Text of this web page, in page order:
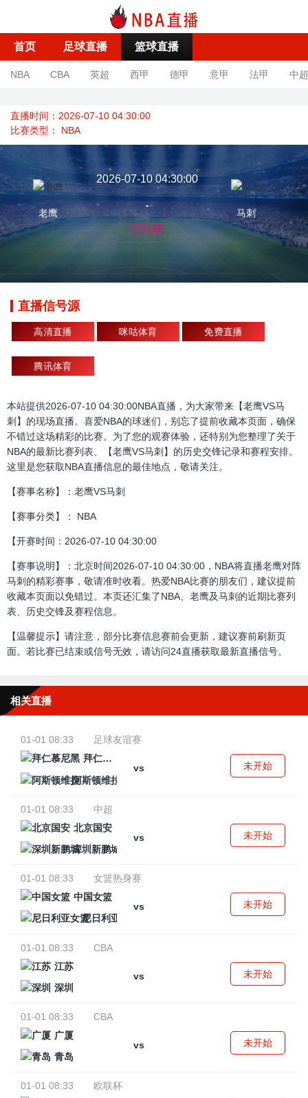
首页 足球直播 篮球直播
NBA CBA 英超 西甲 德甲 意甲 法甲 中超
直播时间：2026-07-10 04:30:00
比赛类型： NBA
老鹰
2026-07-10 04:30:00
-
已结束
马刺
直播信号源
高清直播 咪咕体育 免费直播
腾讯体育
本站提供2026-07-10 04:30:00NBA直播，为大家带来【老鹰VS马
刺】的现场直播。喜爱NBA的球迷们，别忘了提前收藏本页面，确保
不错过这场精彩的比赛。为了您的观赛体验，还特别为您整理了关于
NBA的最新比赛列表、【老鹰VS马刺】的历史交锋记录和赛程安排。
这里是您获取NBA直播信息的最佳地点，敬请关注。
【赛事名称】：老鹰VS马刺
【赛事分类】： NBA
【开赛时间：2026-07-10 04:30:00
【赛事说明】：北京时间2026-07-10 04:30:00，NBA将直播老鹰对阵
马刺的精彩赛事，敬请准时收看。热爱NBA比赛的朋友们，建议提前
收藏本页面以免错过。本页还汇集了NBA、老鹰及马刺的近期比赛列
表、历史交锋及赛程信息。
【温馨提示】请注意，部分比赛信息赛前会更新，建议赛前刷新页
面。若比赛已结束或信号无效，请访问24直播获取最新直播信号。
相关直播
01-01 08:33
足球友谊赛
拜仁慕尼黑
vs
阿斯顿维拉
未开始
01-01 08:33
中超
北京国安
vs
深圳新鹏城
未开始
01-01 08:33
女篮热身赛
中国女篮
vs
尼日利亚女篮
未开始
01-01 08:33
CBA
江苏
vs
深圳
未开始
01-01 08:33
CBA
广厦
vs
青岛
未开始
01-01 08:33
欧联杯